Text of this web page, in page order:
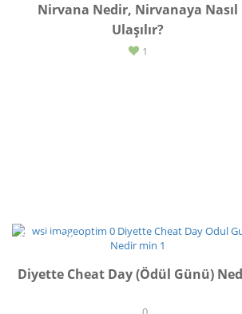
Nirvana Nedir, Nirvanaya Nasıl
Ulaşılır?
1
BESLENME
Diyette Cheat Day (Ödül Günü)